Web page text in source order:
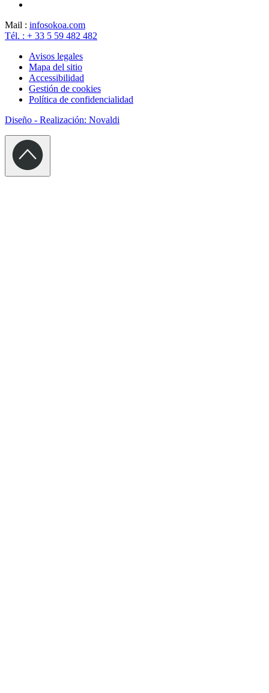
Mail : infosokoa.com
Tél. : + 33 5 59 482 482
Avisos legales
Mapa del sitio
Accessibilidad
Gestión de cookies
Política de confidencialidad
Diseño - Realización: Novaldi